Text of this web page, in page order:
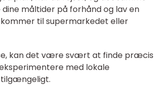
måltider på forhånd og lav en
til supermarkedet eller
kan det være svært at finde præcis
med lokale
tilgængeligt.